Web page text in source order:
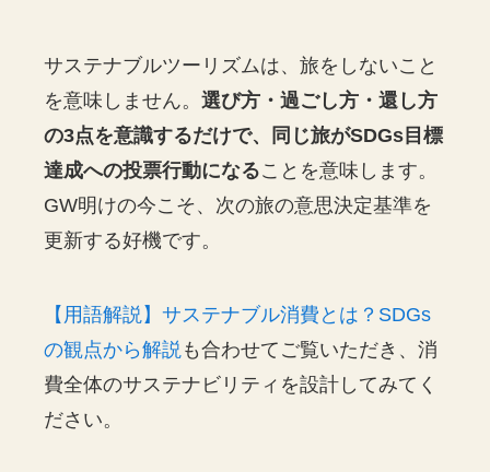
サステナブルツーリズムは、旅をしないこと
を意味しません。選び方・過ごし方・還し方
の3点を意識するだけで、同じ旅がSDGs目標
達成への投票行動になることを意味します。
GW明けの今こそ、次の旅の意思決定基準を
更新する好機です。
【用語解説】サステナブル消費とは？SDGs
の観点から解説も合わせてご覧いただき、消
費全体のサステナビリティを設計してみてく
ださい。